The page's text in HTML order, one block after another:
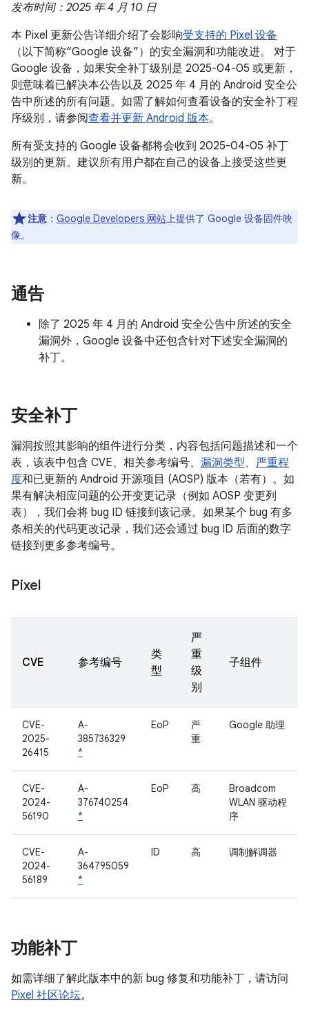
发布时间：2025 年 4 月 10 日
本 Pixel 更新公告详细介绍了会影响受支持的 Pixel 设备
（以下简称“Google 设备”）的安全漏洞和功能改进。 对于
Google 设备，如果安全补丁级别是 2025-04-05 或更新，
则意味着已解决本公告以及 2025 年 4 月的 Android 安全公
告中所述的所有问题。如需了解如何查看设备的安全补丁程
序级别，请参阅查看并更新 Android 版本。
所有受支持的 Google 设备都将会收到 2025-04-05 补丁
级别的更新。建议所有用户都在自己的设备上接受这些更
新。
注意 ： Google Developers 网站上提供了 Google 设备固件映
像。
通告
除了 2025 年 4 月的 Android 安全公告中所述的安全
漏洞外，Google 设备中还包含针对下述安全漏洞的
补丁。
安全补丁
漏洞按照其影响的组件进行分类，内容包括问题描述和一个
表，该表中包含 CVE、相关参考编号、 漏洞类型、 严重程
度和已更新的 Android 开源项目 (AOSP) 版本（若有）。如
果有解决相应问题的公开变更记录（例如 AOSP 变更列
表），我们会将 bug ID 链接到该记录。如果某个 bug 有多
条相关的代码更改记录，我们还会通过 bug ID 后面的数字
链接到更多参考编号。
Pixel
CVE 参考编号
类
型
严
重
级
别
子组件
CVE-
2025-
26415
A-
385736329
*
EoP
严
重
Google 助理
CVE-
2024-
56190
A-
376740254
*
EoP 高
Broadcom
WLAN 驱动程
序
CVE-
2024-
56189
A-
364795059
*
ID 高 调制解调器
功能补丁
如需详细了解此版本中的新 bug 修复和功能补丁，请访问
Pixel 社区论坛。